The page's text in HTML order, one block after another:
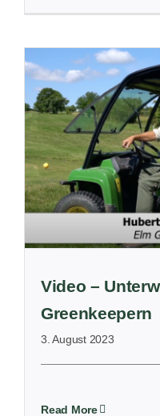
Video –
Greenkeepern
3. August 2023
Read More